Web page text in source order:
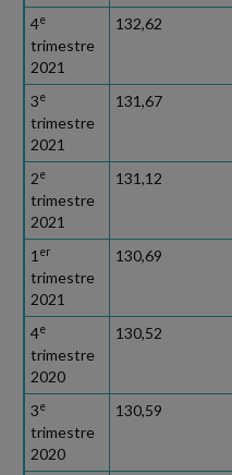
4e
trimestre
2021
132,62
3e
trimestre
2021
131,67
2e
trimestre
2021
131,12
1 er
trimestre
2021
130,69
4e
trimestre
2020
130,52
3e
trimestre
2020
130,59